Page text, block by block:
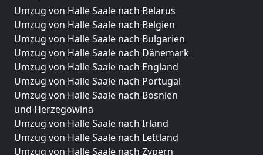
Umzug von Halle Saale nach Belarus
Umzug von Halle Saale nach Belgien
Umzug von Halle Saale nach Bulgarien
Umzug von Halle Saale nach Dänemark
Umzug von Halle Saale nach England
Umzug von Halle Saale nach Portugal
Umzug von Halle Saale nach Bosnien
und Herzegowina
Umzug von Halle Saale nach Irland
Umzug von Halle Saale nach Lettland
Umzug von Halle Saale nach Zypern